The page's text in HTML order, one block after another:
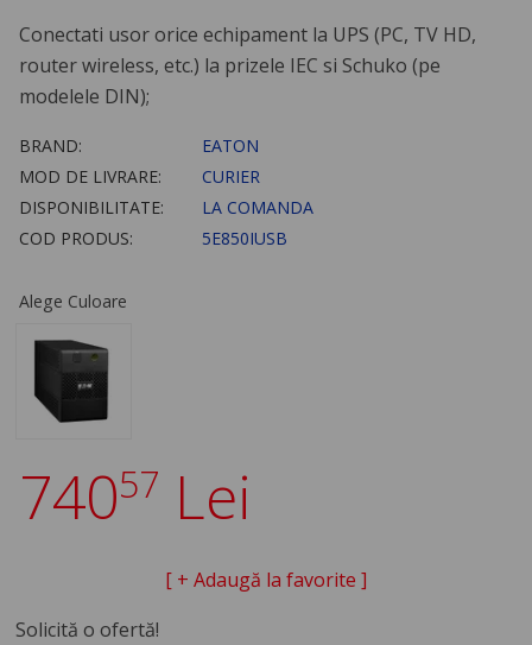
Conectati usor orice echipament la UPS (PC, TV HD,
router wireless, etc.) la prizele IEC si Schuko (pe
modelele DIN);
BRAND:
EATON
MOD DE LIVRARE:
CURIER
DISPONIBILITATE:
LA COMANDA
COD PRODUS:
5E850IUSB
Alege Culoare
74057 Lei
[ + Adaugă la favorite ]
Solicită o ofertă!